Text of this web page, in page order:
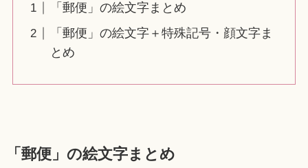
「郵便」の絵文字まとめ
「郵便」の絵文字＋特殊記号・顔文字ま
とめ
「郵便」の絵文字まとめ